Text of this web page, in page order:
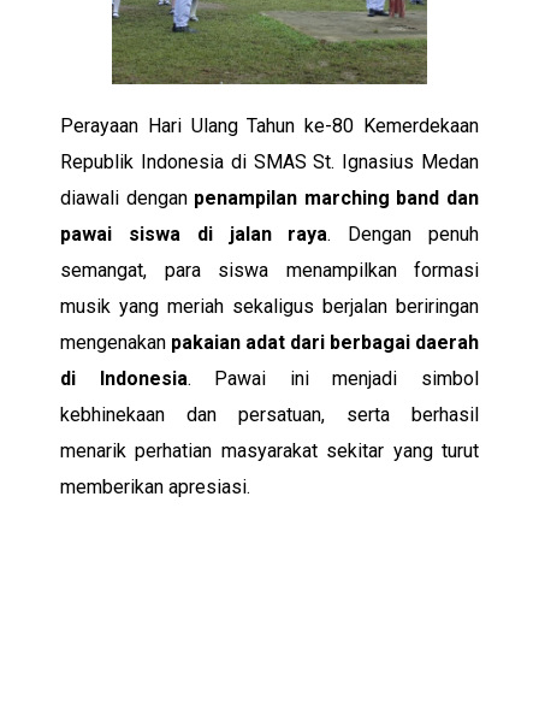
Perayaan Hari Ulang Tahun ke-80 Kemerdekaan
Republik Indonesia di SMAS St. Ignasius Medan
diawali dengan penampilan marching band dan
pawai siswa di jalan raya. Dengan penuh
semangat, para siswa menampilkan formasi
musik yang meriah sekaligus berjalan beriringan
mengenakan pakaian adat dari berbagai daerah
di Indonesia. Pawai ini menjadi simbol
kebhinekaan dan persatuan, serta berhasil
menarik perhatian masyarakat sekitar yang turut
memberikan apresiasi.